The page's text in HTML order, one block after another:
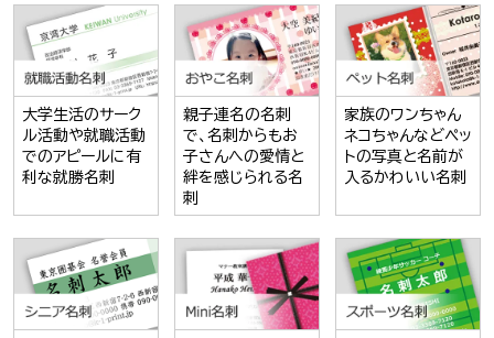
大学生活のサーク
ル活動や就職活動
でのアピールに有
利な就勝名刺
親子連名の名刺
で、名刺からもお
子さんへの愛情と
絆を感じられる名
刺
家族のワンちゃん
ネコちゃんなどペッ
トの写真と名前が
入るかわいい名刺